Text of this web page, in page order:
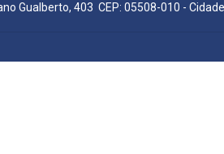
Gualberto, 403 CEP: 05508-010 -